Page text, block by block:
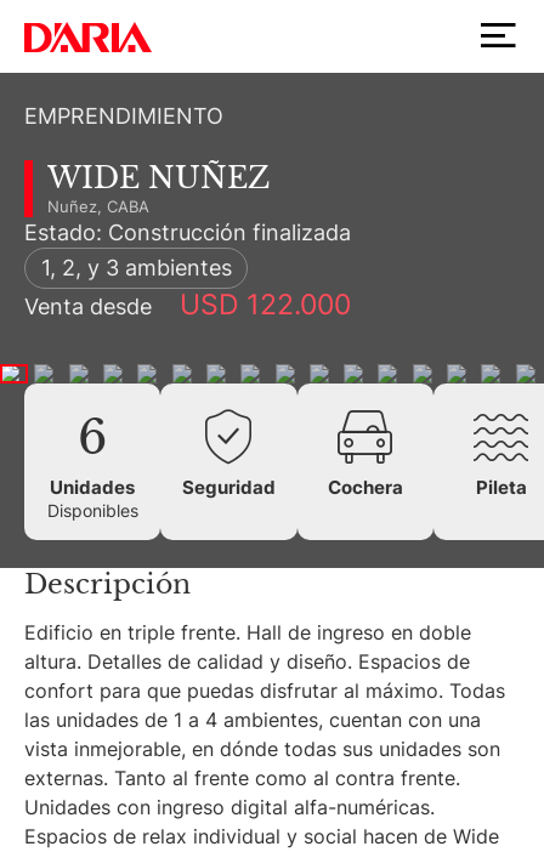
EMPRENDIMIENTO
WIDE NUÑEZ
Nuñez, CABA
Estado: Construcción finalizada
1, 2, y 3 ambientes
Venta desde
USD 122.000
6
Unidades
Disponibles
Seguridad Cochera Pileta
Descripción
Edificio en triple frente. Hall de ingreso en doble
altura. Detalles de calidad y diseño. Espacios de
confort para que puedas disfrutar al máximo. Todas
las unidades de 1 a 4 ambientes, cuentan con una
vista inmejorable, en dónde todas sus unidades son
externas. Tanto al frente como al contra frente.
Unidades con ingreso digital alfa-numéricas.
Espacios de relax individual y social hacen de Wide